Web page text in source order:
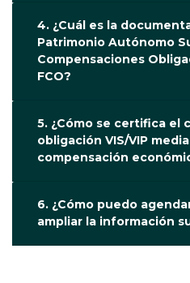
4. ¿Cuál es la
Patrimonio Autónomo
Compensaciones
FCO?
5. ¿Cómo se certifica el
obligación VIS/VIP
compensación
6. ¿Cómo puedo
ampliar la información